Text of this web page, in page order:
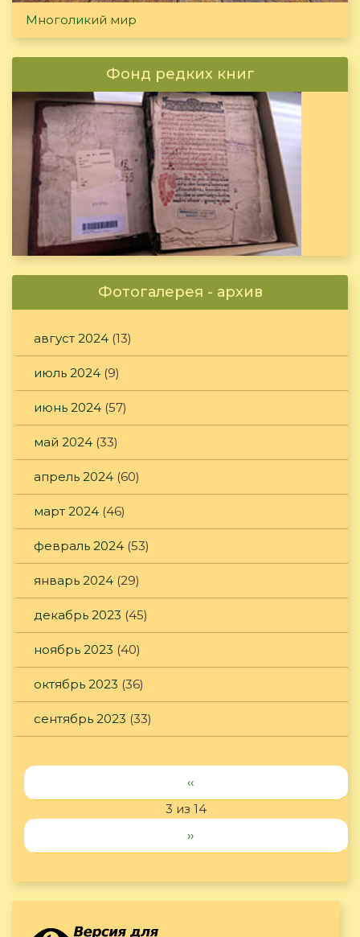
Многоликий мир
Фонд редких книг
Фотогалерея - архив
август 2024 (13)
июль 2024 (9)
июнь 2024 (57)
май 2024 (33)
апрель 2024 (60)
март 2024 (46)
февраль 2024 (53)
январь 2024 (29)
декабрь 2023 (45)
ноябрь 2023 (40)
октябрь 2023 (36)
сентябрь 2023 (33)
‹‹
3 из 14
››